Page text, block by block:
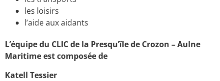
les loisirs
l’aide aux aidants
L’équipe du CLIC de la Presqu’île de Crozon – Aulne
Maritime est composée de
Katell Tessier